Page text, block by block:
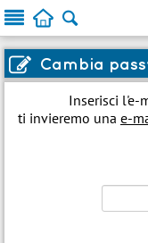
  
 Cambia
Inserisci l'e-
ti invieremo una e-